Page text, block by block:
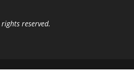
reserved.